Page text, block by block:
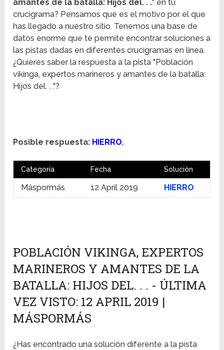
amantes de la batalla: Hijos del. . ." en tu
crucigrama? Pensamos que es el motivo por el que
has llegado a nuestro sitio. Tenemos una base de
datos enorme que te permite encontrar soluciones a
las pistas dadas en diferentes crucigramas en línea.
¿Quieres saber la respuesta a la pista "Población
vikinga, expertos marineros y amantes de la batalla:
Hijos del. . ."?
Posible respuesta: HIERRO,
Categoría Fecha Solución
Máspormás 12 April 2019 HIERRO
POBLACIÓN VIKINGA, EXPERTOS
MARINEROS Y AMANTES DE LA
BATALLA: HIJOS DEL. . . - ÚLTIMA
VEZ VISTO: 12 APRIL 2019 |
MÁSPORMÁS
¿Has encontrado una solución diferente a la pista